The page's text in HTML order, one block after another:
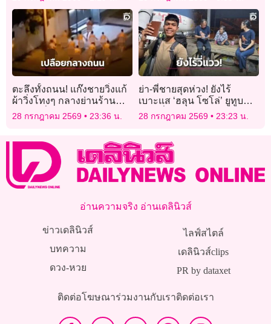
ตะลึงทั้งถนน! แก๊งชายวิ่งแก้
ผ้าวิ่งโทงๆ กลางย่านร้าน
อาหารชื่อดังในออสเตรเลีย
28 กรกฎาคม 2569 23:36 น.
ย่า-พี่ชายสุดห่วง! ยังไร้
เบาะแส ‘ฮลุน โซโล่’ ยูทูบ
เบอร์ชื่อดังหายตัวปริศนา
จอร์เจีย
28 กรกฎาคม 2569 23:23 น.
อ่านความจริง อ่านเดลินิวส์
ข่าวเดลินิวส์
บทความ
ดวง-หวย
ไลฟ์สไตล์
เดลินิวส์clips
PR by dataxet
ติดต่อโฆษณาร่วมงานกับเราติดต่อเรา